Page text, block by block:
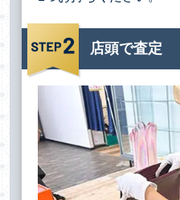
店頭で査定